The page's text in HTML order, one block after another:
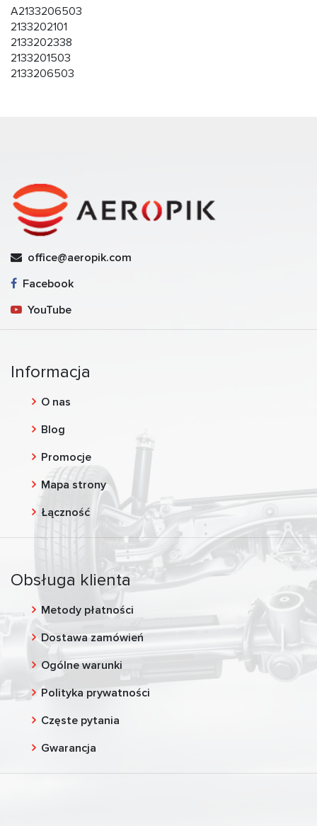
A2133206503
2133202101
2133202338
2133201503
2133206503
office@aeropik.com
Facebook
YouTube
Informacja
O nas
Blog
Promocje
Mapa strony
Łączność
Obsługa klienta
Metody płatności
Dostawa zamówień
Ogólne warunki
Polityka prywatności
Częste pytania
Gwarancja